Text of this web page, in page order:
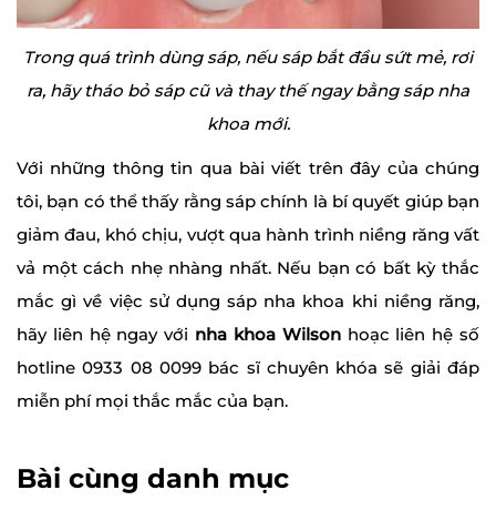
Trong quá trình dùng sáp, nếu sáp bắt đầu sứt mẻ, rơi
ra, hãy tháo bỏ sáp cũ và thay thế ngay bằng sáp nha
khoa mới.
Với những thông tin qua bài viết trên đây của chúng
tôi, bạn có thể thấy rằng sáp chính là bí quyết giúp bạn
giảm đau, khó chịu, vượt qua hành trình niềng răng vất
vả một cách nhẹ nhàng nhất. Nếu bạn có bất kỳ thắc
mắc gì về việc sử dụng sáp nha khoa khi niềng răng,
hãy liên hệ ngay với nha khoa Wilsonhoạc liên hệ số
hotline 0933 08 0099 bác sĩ chuyên khóa sẽ giải đáp
miễn phí mọi thắc mắc của bạn.
Bài cùng danh mục